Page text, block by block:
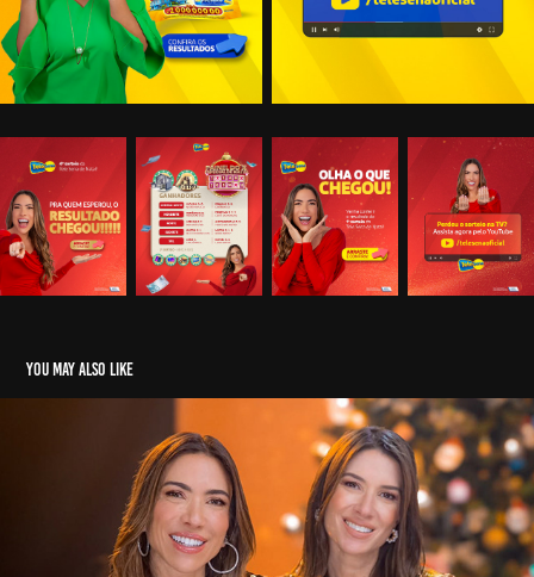
You may also like
CAMPANHA TELE SENA DE NATAL 2025